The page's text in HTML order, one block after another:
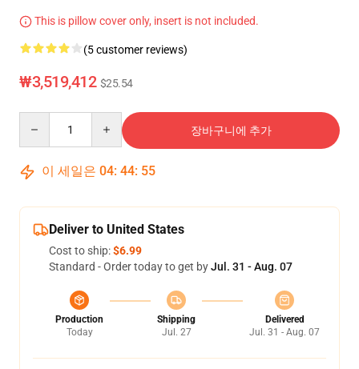
This is pillow cover only, insert is not included.
(5 customer reviews)
₩3,519,412 $25.54
장바구니에 추가
이 세일은 04: 44: 54
Deliver to United States
Cost to ship:$6.99
Standard - Order today to get byJul. 31 - Aug. 07
Production
Today
Shipping
Jul. 27
Delivered
Jul. 31 - Aug. 07